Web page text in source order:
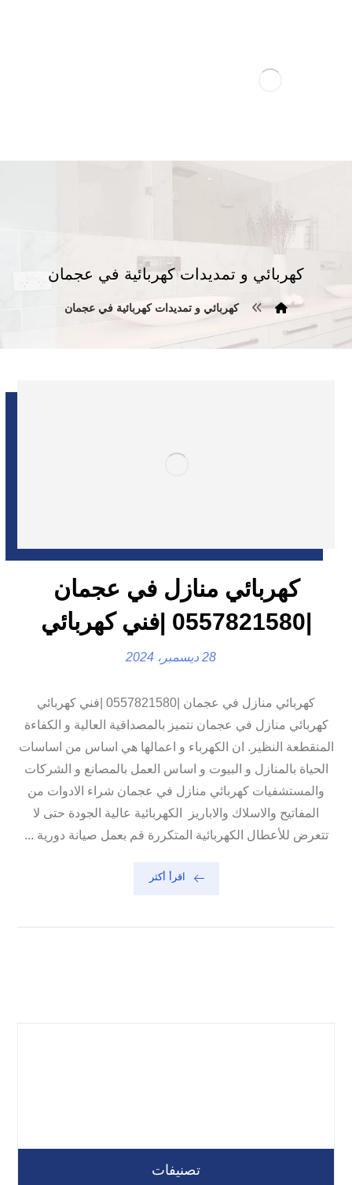
كهربائي و تمديدات كهربائية في عجمان
كهربائي و تمديدات كهربائية في عجمان
كهربائي منازل في عجمان
|0557821580 |فني كهربائي
28 ديسمبر، 2024
كهربائي منازل في عجمان |0557821580 |فني كهربائي
كهربائي منازل في عجمان نتميز بالمصداقية العالية و الكفاءة
المنقطعة النظير. ان الكهرباء و اعمالها هي اساس من اساسات
الحياة بالمنازل و البيوت و اساس العمل بالمصانع و الشركات
والمستشفيات كهربائي منازل في عجمان شراء الادوات من
المفاتيح والاسلاك والاباريز الكهربائية عالية الجودة حتى لا
تتعرض للأعطال الكهربائية المتكررة قم بعمل صيانة دورية ...
اقرأ أكثر
تصنيفات